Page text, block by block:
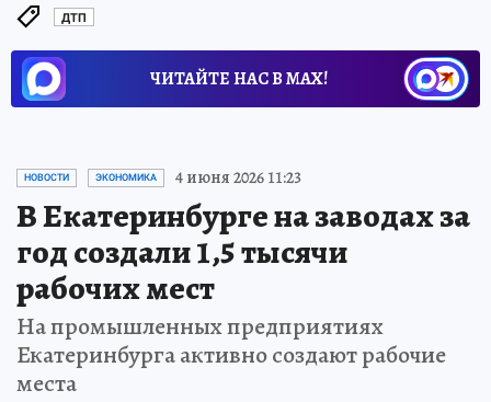
ДТП
ЧИТАЙТЕ НАС В МАХ!
НОВОСТИ ЭКОНОМИКА 4 июня 2026 11:23
В Екатеринбурге на заводах за
год создали 1,5 тысячи
рабочих мест
На промышленных предприятиях
Екатеринбурга активно создают рабочие
места